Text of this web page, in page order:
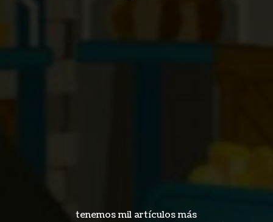
tenemos mil artículos más